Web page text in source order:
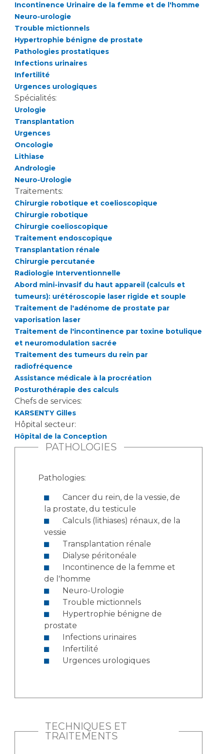
Sécurité
Les recherches en santé à l’AP-HM
Lieu de santé sans tabac
Incontinence Urinaire de la femme et de l'homme
Neuro-urologie
Trouble mictionnels
Hypertrophie bénigne de prostate
Pathologies prostatiques
Infections urinaires
Infertilité
Urgences urologiques
Spécialités:
Urologie
Transplantation
Urgences
Oncologie
Lithiase
Andrologie
Neuro-Urologie
Traitements:
Chirurgie robotique et coelioscopique
Chirurgie robotique
Chirurgie coelioscopique
Traitement endoscopique
Transplantation rénale
Chirurgie percutanée
Radiologie Interventionnelle
Abord mini-invasif du haut appareil (calculs et
tumeurs): urétéroscopie laser rigide et souple
Traitement de l'adénome de prostate par
vaporisation laser
Traitement de l'incontinence par toxine botulique
et neuromodulation sacrée
Traitement des tumeurs du rein par
radiofréquence
Assistance médicale à la procréation
Posturothérapie des calculs
Chefs de services:
KARSENTY Gilles
Hôpital secteur:
Hôpital de la Conception
PATHOLOGIES
Pathologies:
la prostate, du testicule
vessie
Transplantation rénale
Dialyse péritonéale
de l'homme
Neuro-Urologie
Trouble mictionnels
prostate
Infections urinaires
Infertilité
Urgences urologiques
TECHNIQUES ET
TRAITEMENTS